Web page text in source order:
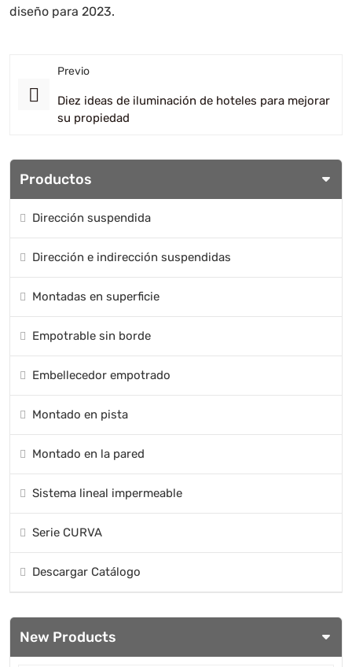
diseño para 2023.
Previo
Diez ideas de iluminación de hoteles para mejorar
su propiedad
Productos
Dirección suspendida
Dirección e indirección suspendidas
Montadas en superficie
Empotrable sin borde
Embellecedor empotrado
Montado en pista
Montado en la pared
Sistema lineal impermeable
Serie CURVA
Descargar Catálogo
New Products